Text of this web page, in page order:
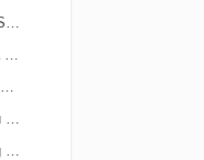
Bài 21 Luyện tập về câu ghép trang 107 SGK Tiếng Việt 5 Kết nối tri thức tập 2
Bài 21 Anh hùng lao động Trần Đại Nghĩa trang 106 SGK Tiếng Việt 5 Kết nối tri thức tập 2
Bài 20 Đền ơn đáp nghĩa trang 104 SGK Tiếng Việt 5 Kết nối tri thức tập 2
Bài 20 Đánh giá, chỉnh sửa đoạn văn nêu ý kiến tán thành một sự vật, hiện tượng trang 103 SGK Tiếng Việt 5 Kết nối tri thức tập 2
Bài 20 Cụ Đồ Chiểu trang 101 SGK Tiếng Việt 5 Kết nối tri thức tập 2